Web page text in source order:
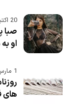
20 اکتبر 2021
صبا
او
1 مارس 2023
های